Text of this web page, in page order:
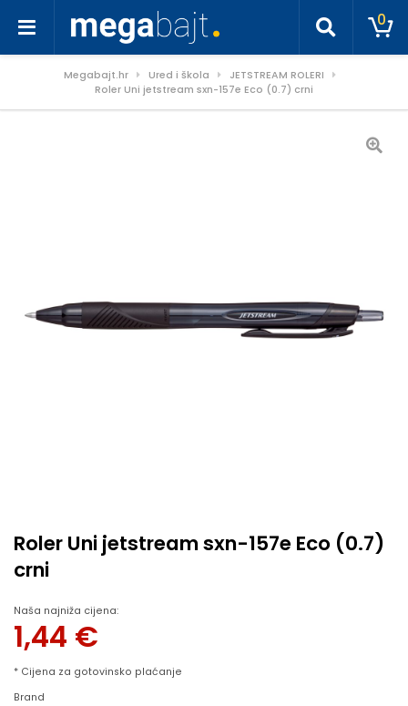
0
Megabajt.hr Ured i škola
JETSTREAM ROLERI
Roler Uni jetstream sxn-157e Eco (0.7) crni
Roler Uni jetstream sxn-157e Eco (0.7)
crni
Naša najniža cijena:
1,44 €
* Cijena za gotovinsko plaćanje
Brand